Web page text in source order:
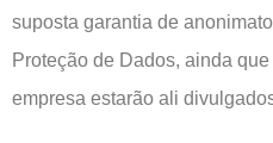
suposta garantia de
Proteção de Dados, ainda
empresa estarão ali